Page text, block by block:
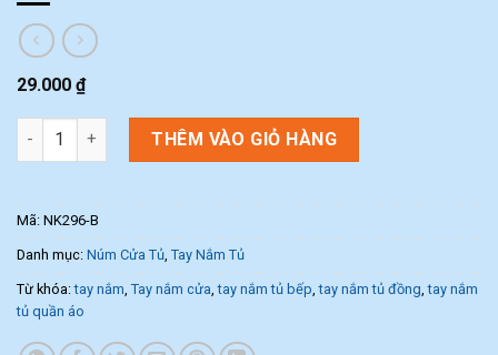
29.000 ₫
Núm nắm tủ pha lê NK296-B (Màu Bạc) số lượng
THÊM VÀO GIỎ HÀNG
Mã: NK296-B
Danh mục: Núm Cửa Tủ Tay Nắm Tủ
Từ khóa:tay nắm Tay nắm cửa ,tay nắm tủ bếp ,tay nắm tủ đồng ,tay nắm
tủ quần áo